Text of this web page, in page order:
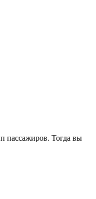
пассажиров. Тогда вы